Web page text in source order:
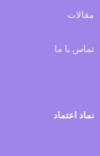
مقالات
تماس با ما
نماد اعتماد